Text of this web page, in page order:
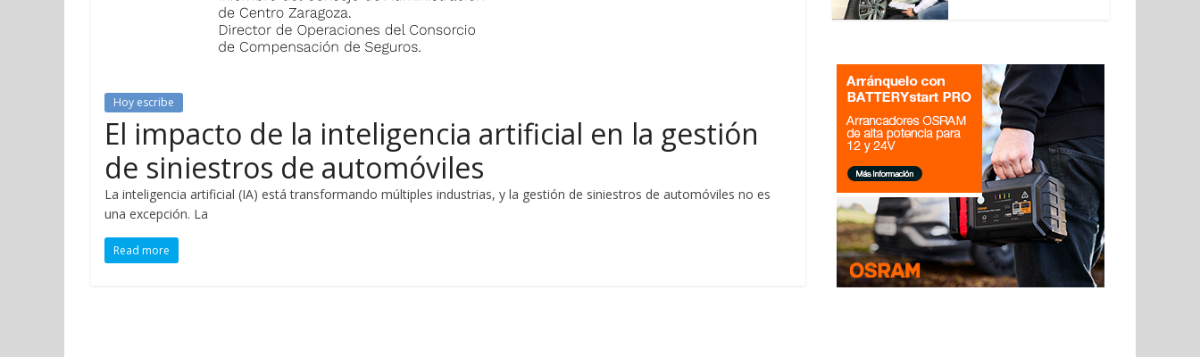
Hoy escribe
El impacto de la inteligencia artificial en la gestión
de siniestros de automóviles
La inteligencia artificial (IA) está transformando múltiples industrias, y la gestión de siniestros de automóviles no es
una excepción. La
Read more